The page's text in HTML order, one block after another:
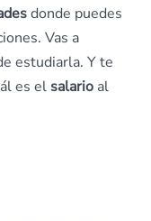
donde puedes
Vas a
estudiarla. Y te
es elsalario al